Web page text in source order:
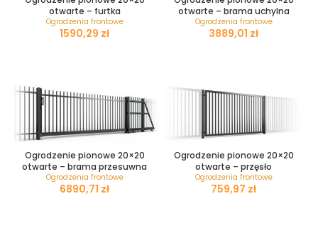
otwarte – furtka
Ogrodzenia frontowe
zł
otwarte – brama uchylna
Ogrodzenia frontowe
zł
Ogrodzenie pionowe 20×20
otwarte – brama przesuwna
Ogrodzenia frontowe
zł
Ogrodzenie pionowe 20×20
otwarte – przęsło
Ogrodzenia frontowe
zł